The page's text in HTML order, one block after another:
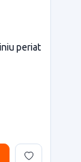
periat